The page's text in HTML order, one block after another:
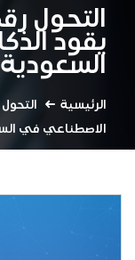
التحول
يقود
الرئيسية
الاصطناعي في